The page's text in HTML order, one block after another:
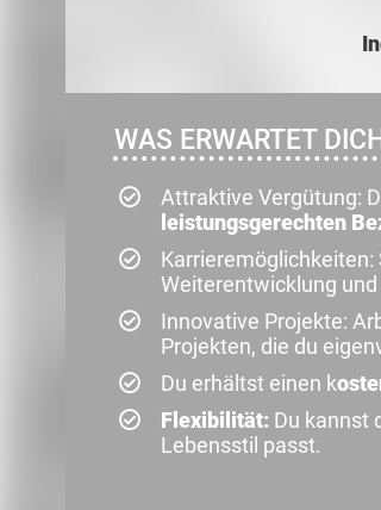
WAS ERWARTET
Attraktive Vergütung:
leistungsgerechten
Weiterentwicklung
Innovative Projekte:
Projekten, die du
Du erhältst einen k
Flexibilität: Du kannst
Lebensstil passt.